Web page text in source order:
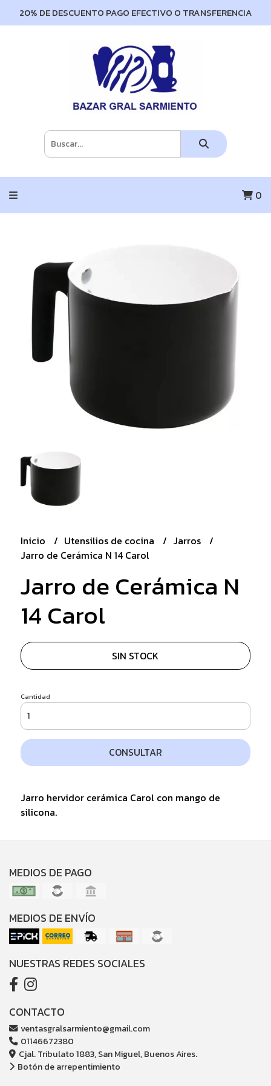
20% DE DESCUENTO PAGO EFECTIVO O TRANSFERENCIA
0
Inicio Utensilios de cocina
Jarros
Jarro de Cerámica N 14 Carol
Jarro de Cerámica N
14 Carol
SIN STOCK
Cantidad
CONSULTAR
Jarro hervidor cerámica Carol con mango de
silicona.
MEDIOS DE PAGO
MEDIOS DE ENVÍO
NUESTRAS REDES SOCIALES
CONTACTO
ventasgralsarmiento@gmail.com
01146672380
Cjal. Tribulato 1883, San Miguel, Buenos Aires.
Botón de arrepentimiento